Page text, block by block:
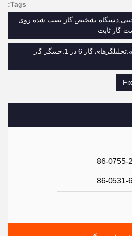
86-0755-
86-0531-
Tags:
تشخیص گاز نصب شده روی
گاز ثابت
دتکتور گازی ثابت چندگانه,تحلیلگرهای گاز 6 در 1,حسگر گاز